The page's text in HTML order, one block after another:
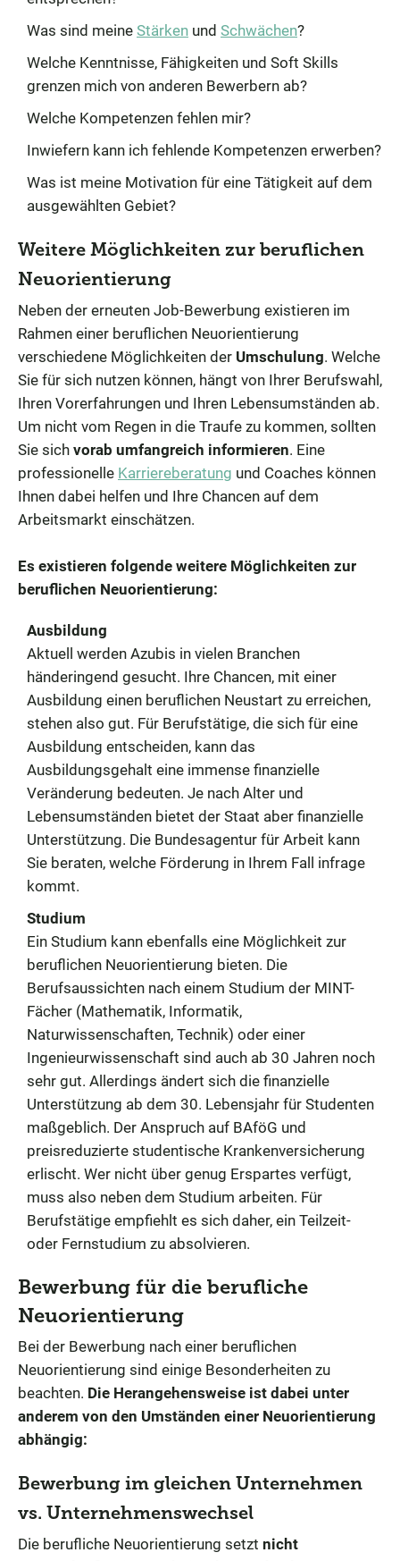
Was sind meine Stärken und Schwächen?
Welche Kenntnisse, Fähigkeiten und Soft Skills
grenzen mich von anderen Bewerbern ab?
Welche Kompetenzen fehlen mir?
Inwiefern kann ich fehlende Kompetenzen erwerben?
Was ist meine Motivation für eine Tätigkeit auf dem
ausgewählten Gebiet?
Weitere Möglichkeiten zur beruflichen
Neuorientierung
Neben der erneuten Job-Bewerbung existieren im
Rahmen einer beruflichen Neuorientierung
verschiedene Möglichkeiten der Umschulung. Welche
Sie für sich nutzen können, hängt von Ihrer Berufswahl,
Ihren Vorerfahrungen und Ihren Lebensumständen ab.
Um nicht vom Regen in die Traufe zu kommen, sollten
Sie sich vorab umfangreich informieren. Eine
professionelle Karriereberatung und Coaches können
Ihnen dabei helfen und Ihre Chancen auf dem
Arbeitsmarkt einschätzen.
Es existieren folgende weitere Möglichkeiten zur
beruflichen Neuorientierung:
Ausbildung
Aktuell werden Azubis in vielen Branchen
händeringend gesucht. Ihre Chancen, mit einer
Ausbildung einen beruflichen Neustart zu erreichen,
stehen also gut. Für Berufstätige, die sich für eine
Ausbildung entscheiden, kann das
Ausbildungsgehalt eine immense finanzielle
Veränderung bedeuten. Je nach Alter und
Lebensumständen bietet der Staat aber finanzielle
Unterstützung. Die Bundesagentur für Arbeit kann
Sie beraten, welche Förderung in Ihrem Fall infrage
kommt.
Studium
Ein Studium kann ebenfalls eine Möglichkeit zur
beruflichen Neuorientierung bieten. Die
Berufsaussichten nach einem Studium der MINT-
Fächer (Mathematik, Informatik,
Naturwissenschaften, Technik) oder einer
Ingenieurwissenschaft sind auch ab 30 Jahren noch
sehr gut. Allerdings ändert sich die finanzielle
Unterstützung ab dem 30. Lebensjahr für Studenten
maßgeblich. Der Anspruch auf BAföG und
preisreduzierte studentische Krankenversicherung
erlischt. Wer nicht über genug Erspartes verfügt,
muss also neben dem Studium arbeiten. Für
Berufstätige empfiehlt es sich daher, ein Teilzeit-
oder Fernstudium zu absolvieren.
Bewerbung für die berufliche
Neuorientierung
Bei der Bewerbung nach einer beruflichen
Neuorientierung sind einige Besonderheiten zu
beachten. Die Herangehensweise ist dabei unter
anderem von den Umständen einer Neuorientierung
abhängig:
Bewerbung im gleichen Unternehmen
vs. Unternehmenswechsel
Die berufliche Neuorientierung setzt nicht